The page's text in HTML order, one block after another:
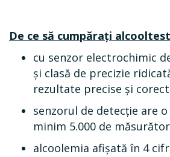
De ce să cumpărați
cu senzor electrochimic
și clasă de precizie
rezultate precise și
senzorul de detecție are
minim 5.000 de
alcoolemia afișată în 4